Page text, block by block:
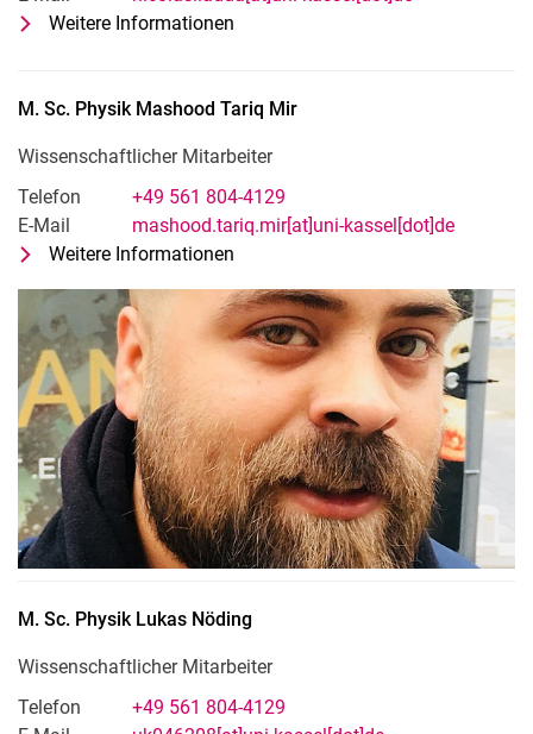
Weitere Informationen
M. Sc. Physik Mashood Tariq Mir
Wissenschaftlicher Mitarbeiter
Telefon
+49 561 804-4129
E-Mail
mashood.tariq.mir[at]uni-kassel[dot]de
Weitere Informationen
M. Sc. Physik Lukas Nöding
Wissenschaftlicher Mitarbeiter
Telefon
+49 561 804-4129